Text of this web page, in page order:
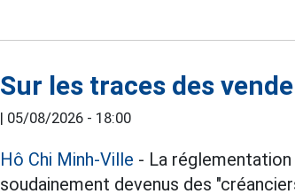
Sur les traces des
05/08/2026 - 18:00
Hô Chi Minh-Ville - La
soudainement devenus des